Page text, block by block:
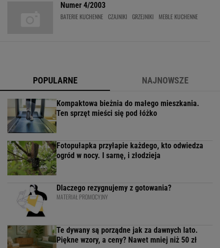
Numer 4/2003
BATERIE KUCHENNE CZAJNIKI GRZEJNIKI MEBLE KUCHENNE
POPULARNE NAJNOWSZE
Kompaktowa bieżnia do małego mieszkania.
Ten sprzęt mieści się pod łóżko
Fotopułapka przyłapie każdego, kto odwiedza
ogród w nocy. I sarnę, i złodzieja
Dlaczego rezygnujemy z gotowania?
MATERIAŁ PROMOCYJNY
Te dywany są porządne jak za dawnych lato.
Piękne wzory, a ceny? Nawet mniej niż 50 zł